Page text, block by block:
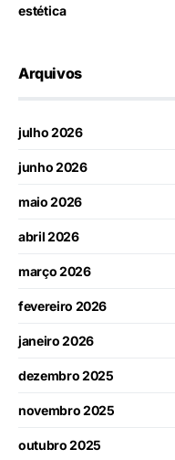
estética
Arquivos
julho 2026
junho 2026
maio 2026
abril 2026
março 2026
fevereiro 2026
janeiro 2026
dezembro 2025
novembro 2025
outubro 2025